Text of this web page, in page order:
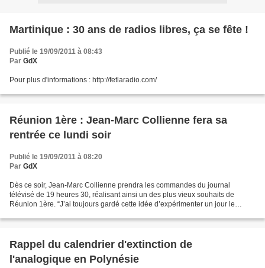
Martinique : 30 ans de radios libres, ça se fête !
Publié le 19/09/2011 à 08:43
Par GdX
Pour plus d'informations : http://fetlaradio.com/
Réunion 1ère : Jean-Marc Collienne fera sa
rentrée ce lundi soir
Publié le 19/09/2011 à 08:20
Par GdX
Dès ce soir, Jean-Marc Collienne prendra les commandes du journal
télévisé de 19 heures 30, réalisant ainsi un des plus vieux souhaits de
Réunion 1ère. “J’ai toujours gardé cette idée d’expérimenter un jour le
Rappel du calendrier d'extinction de
l'analogique en Polynésie